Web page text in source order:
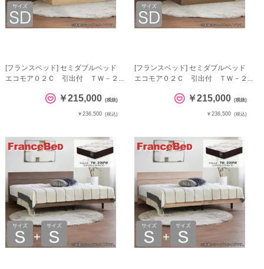
[フランスベッド] セミダブルベッド
エコモア０２Ｃ 引出付 ＴＷ－２...
￥215,000 (税抜)
￥236,500 (税込)
[フランスベッド] セミダブルベッド
エコモア０２Ｃ 引出付 ＴＷ－２...
￥215,000 (税抜)
￥236,500 (税込)